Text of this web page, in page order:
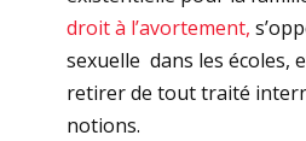
droit à l’avortement,
sexuelle dans les écoles,
retirer de tout traité
notions.